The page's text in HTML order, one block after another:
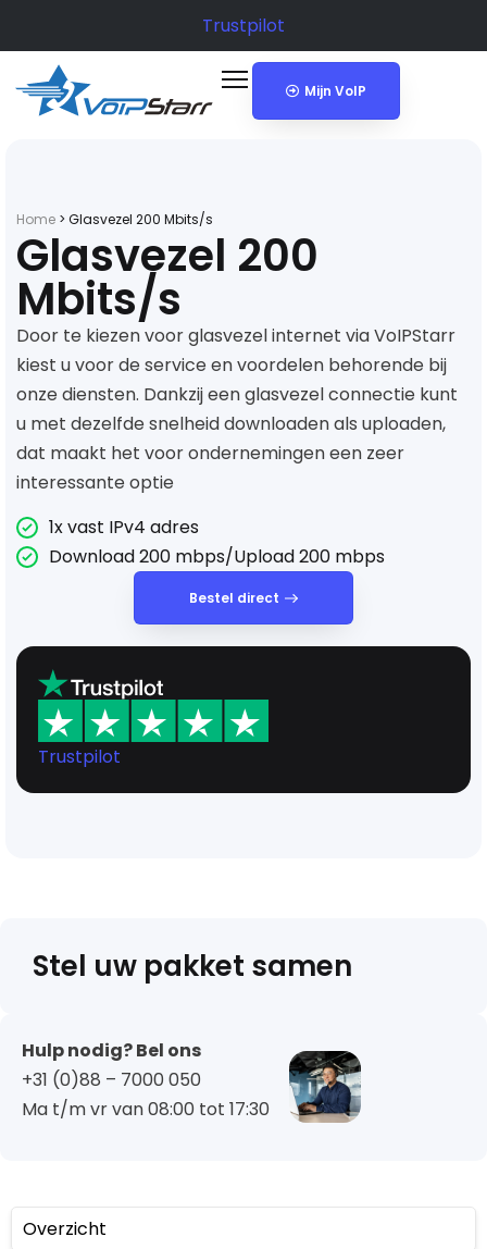
Trustpilot
Mijn VoIP
Home > Glasvezel 200 Mbits/s
Glasvezel 200
Mbits/s
Door te kiezen voor glasvezel internet via VoIPStarr
kiest u voor de service en voordelen behorende bij
onze diensten. Dankzij een glasvezel connectie kunt
u met dezelfde snelheid downloaden als uploaden,
dat maakt het voor ondernemingen een zeer
interessante optie
1x vast IPv4 adres
Download 200 mbps/Upload 200 mbps
Bestel direct
Trustpilot
Stel uw pakket samen
Hulp nodig? Bel ons
+31 (0)88 – 7000 050
Ma t/m vr van 08:00 tot 17:30
Overzicht